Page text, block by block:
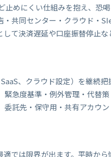
めにくい仕組みを抱え、恐
共同センター・クラウド・
て決済遅延や口座振替停止な
、クラウド設定）を継続
急度基準・例外管理・代替
託先・保守用・共有アカウン
では限界が出ます。平時か